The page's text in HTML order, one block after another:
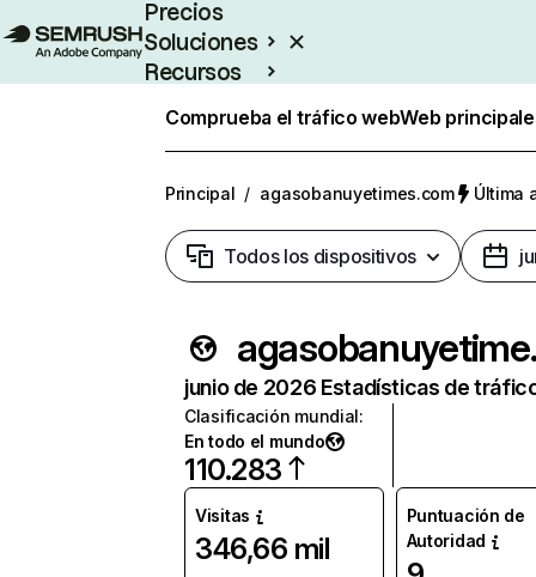
Precios
Soluciones
Recursos
Comprueba el tráfico webWeb
Principal / agasobanuyetimes.com Última
Todos los dispositivos
junio de 2026 Estadísticas de
Clasificación mundial:
En todo el mundo
110.283
Visitas
346,66 mil
Puntuación de
Autoridad